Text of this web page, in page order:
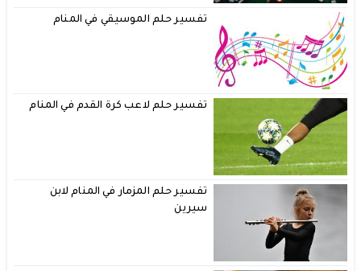
تفسير حلم الموسيقي في المنام
تفسير حلم لاعب كرة القدم في المنام
تفسير حلم المزمار في المنام لابن
سيرين